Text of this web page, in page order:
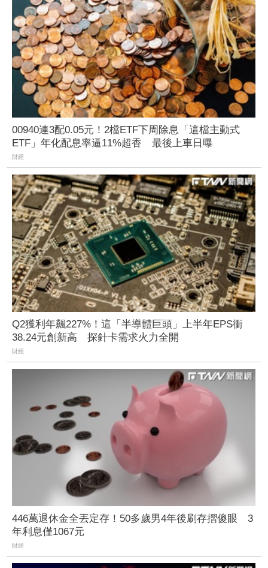
00940連3配0.05元！2檔ETF下周除息「這檔主動式
ETF」年化配息率逼11%超香 最後上車日曝
財經
Q2獲利年飆227%！這「半導體巨頭」上半年EPS衝
38.24元創新高 探針卡需求火力全開
財經
446萬退休金全丟定存！50多歲男4年後刷存摺傻眼 3
年利息僅1067元
財經